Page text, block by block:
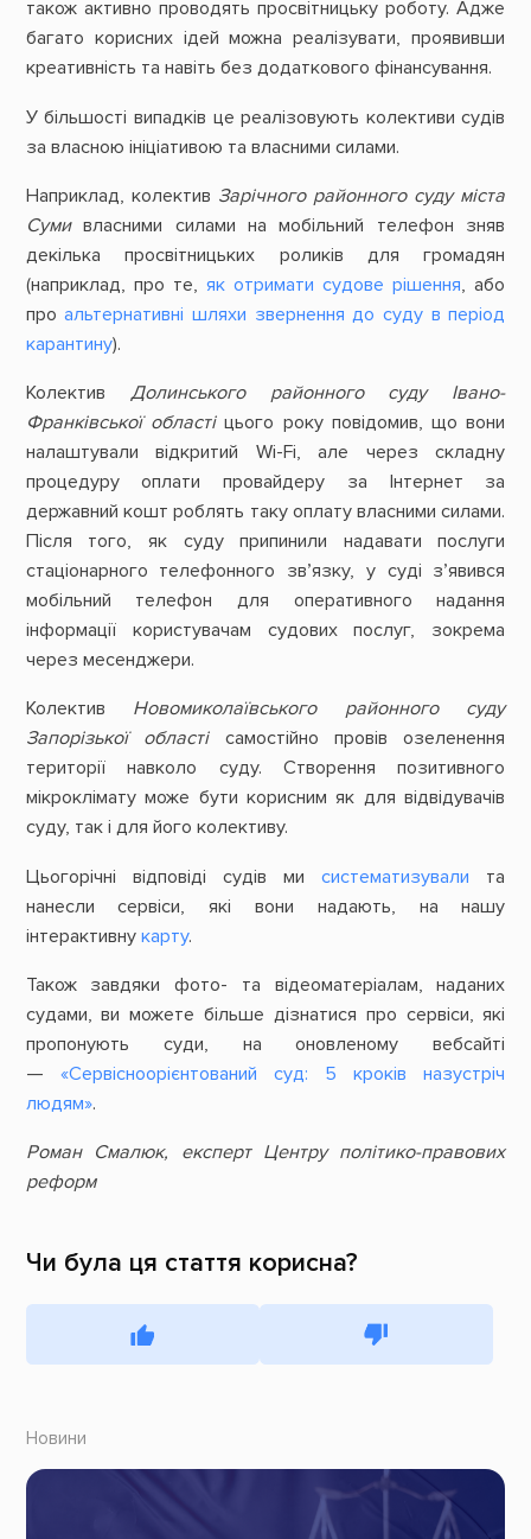
також активно проводять просвітницьку роботу. Адже
багато корисних ідей можна реалізувати, проявивши
креативність та навіть без додаткового фінансування.
У більшості випадків це реалізовують колективи судів
за власною ініціативою та власними силами.
Наприклад, колектив Зарічного районного суду міста
Сумивласними силами на мобільний телефон зняв
декілька просвітницьких роликів для громадян
(наприклад, про те, як отримати судове рішення, або
проальтернативні шляхи звернення до суду в період
карантину).
Колектив Долинського районного суду Івано-
Франківської областіцього року повідомив, що вони
налаштували відкритий Wi-Fi, але через складну
процедуру оплати провайдеру за Інтернет за
державний кошт роблять таку оплату власними силами.
Після того, як суду припинили надавати послуги
стаціонарного телефонного зв’язку, у суді з’явився
мобільний телефон для оперативного надання
інформації користувачам судових послуг, зокрема
через месенджери.
Колектив Новомиколаївського районного суду
Запорізької областісамостійно провів озеленення
території навколо суду. Створення позитивного
мікроклімату може бути корисним як для відвідувачів
суду, так і для його колективу.
Цьогорічні відповіді судів мисистематизували та
нанесли сервіси, які вони надають, на нашу
інтерактивну карту.
Також завдяки фото- та відеоматеріалам, наданих
судами, ви можете більше дізнатися про сервіси, які
пропонують суди, на оновленому вебсайті
— «Сервісноорієнтований суд: 5 кроків назустріч
людям».
Роман Смалюк, експерт Центру політико-правових
реформ
Чи була ця стаття корисна?
Новини